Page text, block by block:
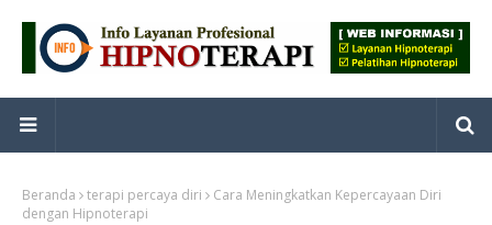
Beranda terapi percaya diri
Cara Meningkatkan Kepercayaan Diri
dengan Hipnoterapi